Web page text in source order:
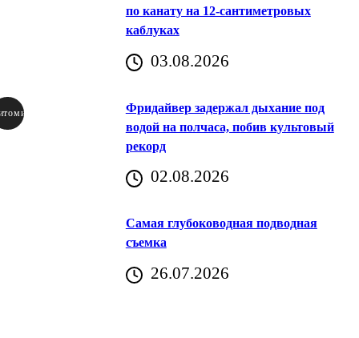
по канату на 12-сантиметровых
каблуках
03.08.2026
Фридайвер задержал дыхание под
водой на полчаса, побив культовый
рекорд
02.08.2026
Самая глубоководная подводная
съемка
26.07.2026